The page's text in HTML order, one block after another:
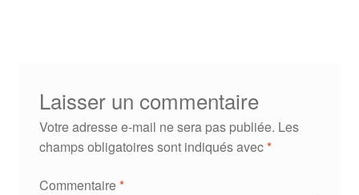
Laisser un commentaire
Votre adresse e-mail ne sera pas publiée. Les
champs obligatoires sont indiqués avec*
Commentaire*